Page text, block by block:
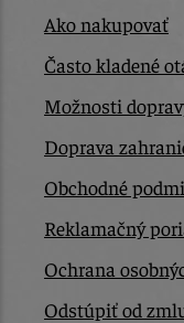
Ako nakupovať
Často kladené
Možnosti
Doprava
Obchodné
Reklamačný
Ochrana
Odstúpiť od